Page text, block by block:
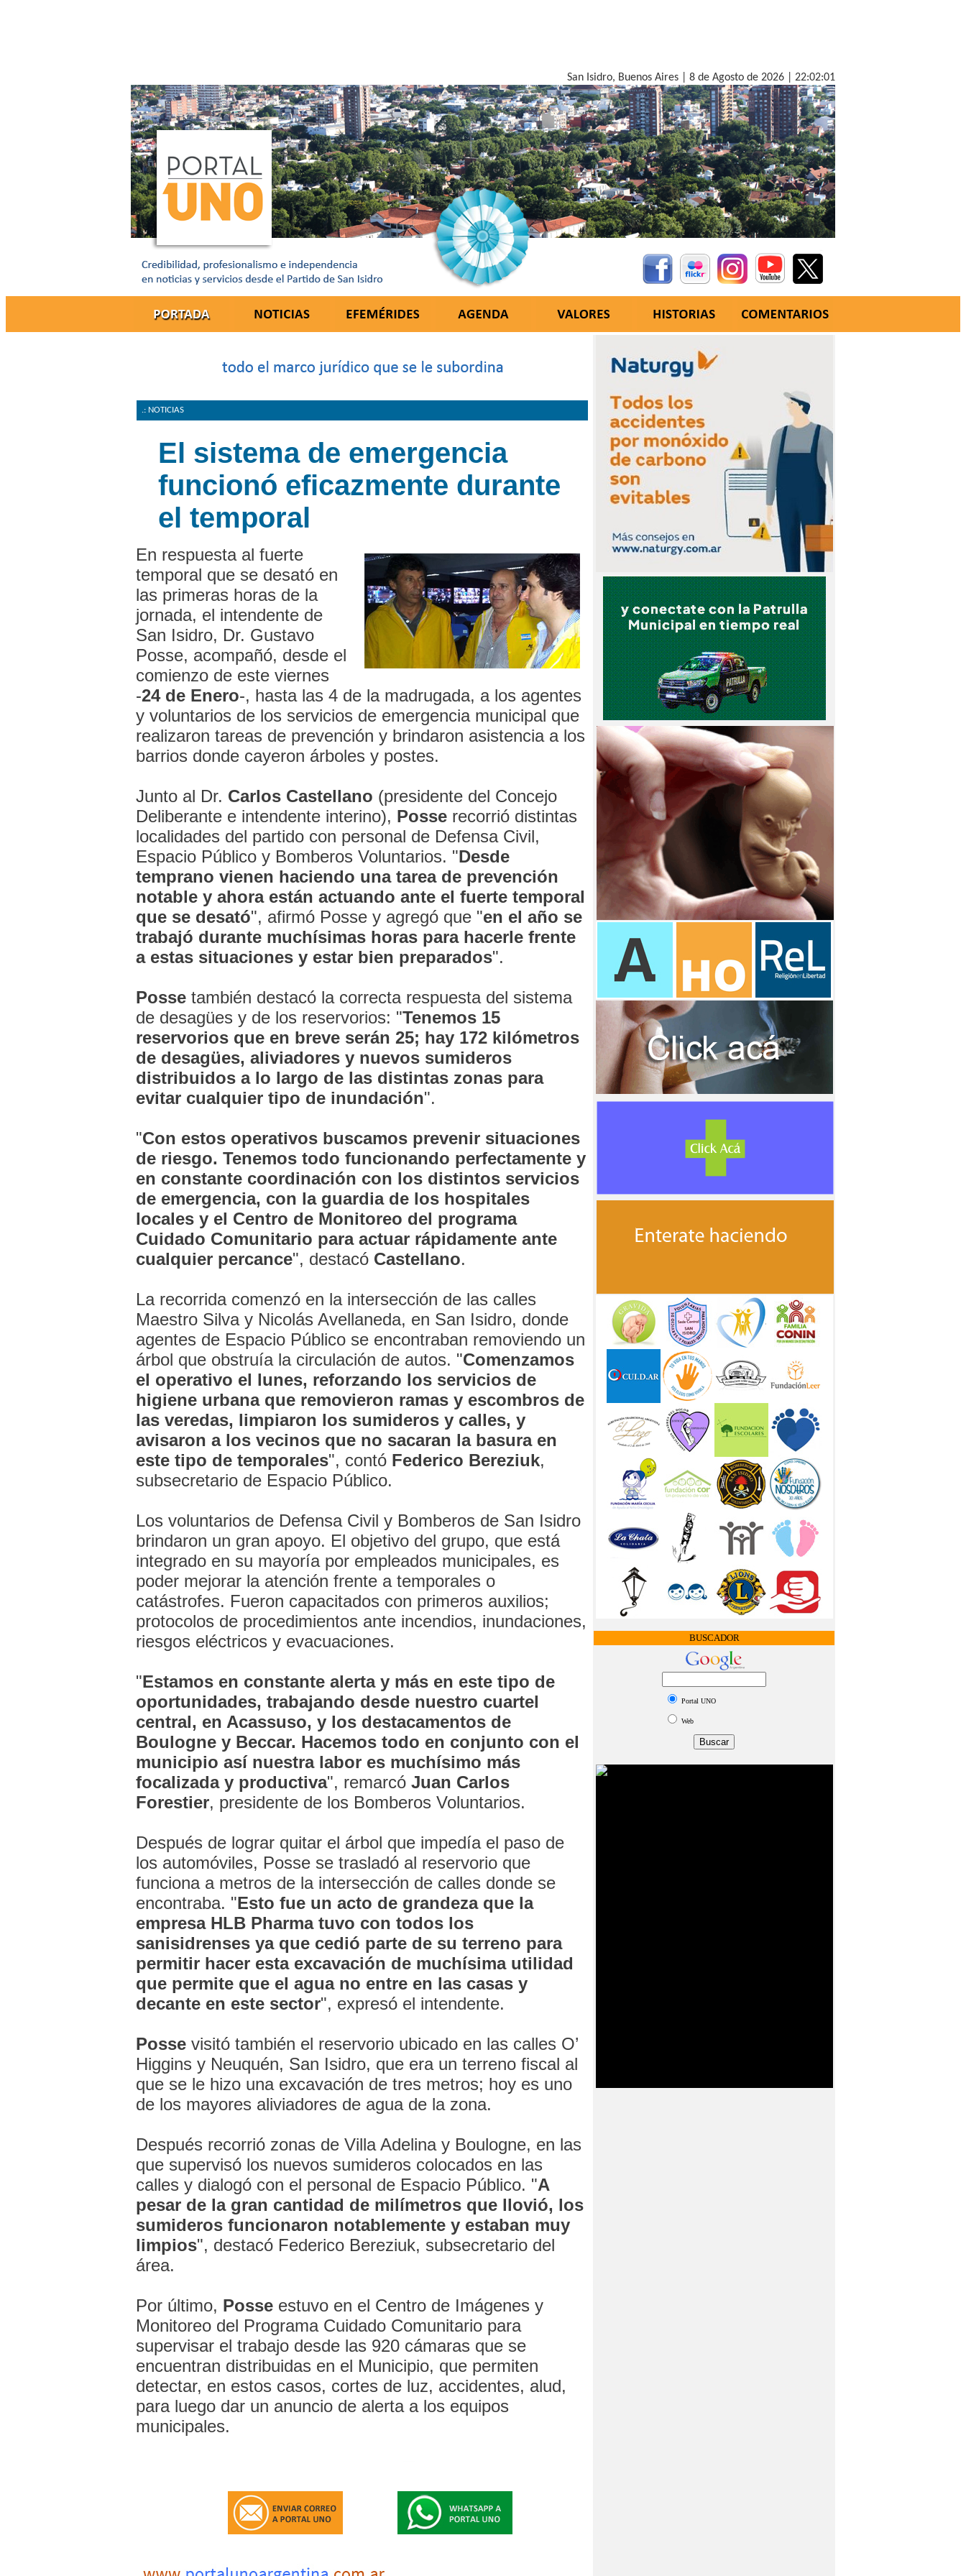
San Isidro, Buenos Aires | 8 de Agosto de 2026 | 22:02:02
.: NOTICIAS
El sistema de emergencia
funcionó eficazmente durante
el temporal
En respuesta al fuerte
temporal que se desató en
las primeras horas de la
jornada, el intendente de
San Isidro, Dr. Gustavo
Posse, acompañó, desde el
comienzo de este viernes
-24 de Enero-, hasta las 4 de la madrugada, a los agentes
y voluntarios de los servicios de emergencia municipal que
realizaron tareas de prevención y brindaron asistencia a los
barrios donde cayeron árboles y postes.
Junto al Dr. Carlos Castellano (presidente del Concejo
Deliberante e intendente interino), Posserecorrió distintas
localidades del partido con personal de Defensa Civil,
Espacio Público y Bomberos Voluntarios. "Desde
temprano vienen haciendo una tarea de prevención
notable y ahora están actuando ante el fuerte temporal
que se desató", afirmó Posse y agregó que "en el año se
trabajó durante muchísimas horas para hacerle frente
a estas situaciones y estar bien preparados".
Possetambién destacó la correcta respuesta del sistema
de desagües y de los reservorios: "Tenemos 15
reservorios que en breve serán 25; hay 172 kilómetros
de desagües, aliviadores y nuevos sumideros
distribuidos a lo largo de las distintas zonas para
evitar cualquier tipo de inundación".
"Con estos operativos buscamos prevenir situaciones
de riesgo. Tenemos todo funcionando perfectamente y
en constante coordinación con los distintos servicios
de emergencia, con la guardia de los hospitales
locales y el Centro de Monitoreo del programa
Cuidado Comunitario para actuar rápidamente ante
cualquier percance", destacó Castellano.
La recorrida comenzó en la intersección de las calles
Maestro Silva y Nicolás Avellaneda, en San Isidro, donde
agentes de Espacio Público se encontraban removiendo un
árbol que obstruía la circulación de autos. "Comenzamos
el operativo el lunes, reforzando los servicios de
higiene urbana que removieron ramas y escombros de
las veredas, limpiaron los sumideros y calles, y
avisaron a los vecinos que no sacaran la basura en
este tipo de temporales", contó Federico Bereziuk,
subsecretario de Espacio Público.
Los voluntarios de Defensa Civil y Bomberos de San Isidro
brindaron un gran apoyo. El objetivo del grupo, que está
integrado en su mayoría por empleados municipales, es
poder mejorar la atención frente a temporales o
catástrofes. Fueron capacitados con primeros auxilios;
protocolos de procedimientos ante incendios, inundaciones,
riesgos eléctricos y evacuaciones.
"Estamos en constante alerta y más en este tipo de
oportunidades, trabajando desde nuestro cuartel
central, en Acassuso, y los destacamentos de
Boulogne y Beccar. Hacemos todo en conjunto con el
municipio así nuestra labor es muchísimo más
focalizada y productiva", remarcó Juan Carlos
Forestier, presidente de los Bomberos Voluntarios.
Después de lograr quitar el árbol que impedía el paso de
los automóviles, Posse se trasladó al reservorio que
funciona a metros de la intersección de calles donde se
encontraba. "Esto fue un acto de grandeza que la
empresa HLB Pharma tuvo con todos los
sanisidrenses ya que cedió parte de su terreno para
permitir hacer esta excavación de muchísima utilidad
que permite que el agua no entre en las casas y
decante en este sector", expresó el intendente.
Possevisitó también el reservorio ubicado en las calles O’
Higgins y Neuquén, San Isidro, que era un terreno fiscal al
que se le hizo una excavación de tres metros; hoy es uno
de los mayores aliviadores de agua de la zona.
Después recorrió zonas de Villa Adelina y Boulogne, en las
que supervisó los nuevos sumideros colocados en las
calles y dialogó con el personal de Espacio Público. "A
pesar de la gran cantidad de milímetros que llovió, los
sumideros funcionaron notablemente y estaban muy
limpios", destacó Federico Bereziuk, subsecretario del
área.
Por último, Posseestuvo en el Centro de Imágenes y
Monitoreo del Programa Cuidado Comunitario para
supervisar el trabajo desde las 920 cámaras que se
encuentran distribuidas en el Municipio, que permiten
detectar, en estos casos, cortes de luz, accidentes, alud,
para luego dar un anuncio de alerta a los equipos
municipales.
BUSCADOR
Portal UNO
Web